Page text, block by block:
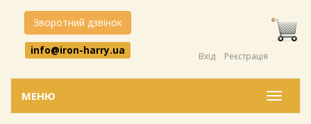
Зворотний дзвінок
info@iron-harry.ua
Вхід Реєстрація
Меню
МЕНЮ